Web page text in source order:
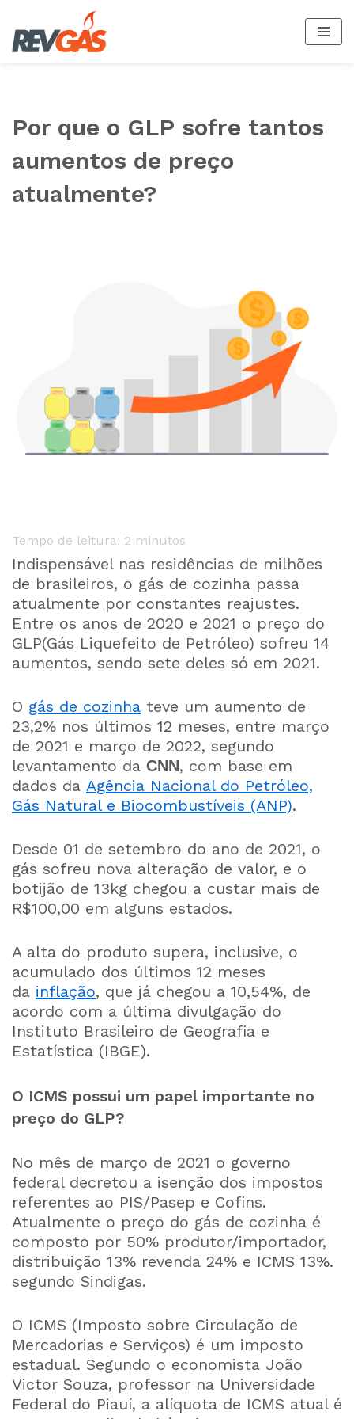
Pular
Por que o GLP sofre tantos
aumentos de preço
atualmente?
Tempo de leitura: 2 minutos
Indispensável nas residências de milhões
de brasileiros, o gás de cozinha passa
atualmente por constantes reajustes.
Entre os anos de 2020 e 2021 o preço do
GLP(Gás Liquefeito de Petróleo) sofreu 14
aumentos, sendo sete deles só em 2021.
O gás de cozinha teve um aumento de
23,2% nos últimos 12 meses, entre março
de 2021 e março de 2022, segundo
levantamento da CNN, com base em
dados da Agência Nacional do Petróleo,
Gás Natural e Biocombustíveis (ANP).
Desde 01 de setembro do ano de 2021, o
gás sofreu nova alteração de valor, e o
botijão de 13kg chegou a custar mais de
R$100,00 em alguns estados.
A alta do produto supera, inclusive, o
acumulado dos últimos 12 meses
da inflação, que já chegou a 10,54%, de
acordo com a última divulgação do
Instituto Brasileiro de Geografia e
Estatística (IBGE).
O ICMS possui um papel importante no
preço do GLP?
No mês de março de 2021 o governo
federal decretou a isenção dos impostos
referentes ao PIS/Pasep e Cofins.
Atualmente o preço do gás de cozinha é
composto por 50% produtor/importador,
distribuição 13% revenda 24% e ICMS 13%.
segundo Sindigas.
O ICMS (Imposto sobre Circulação de
Mercadorias e Serviços) é um imposto
estadual. Segundo o economista João
Victor Souza, professor na Universidade
Federal do Piauí, a alíquota de ICMS atual é